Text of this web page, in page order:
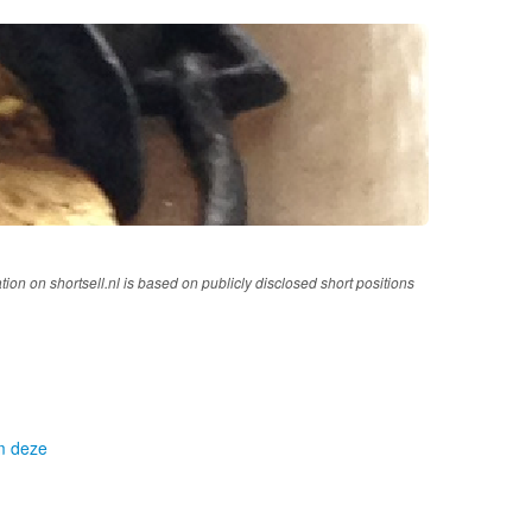
on shortsell.nl is based on publicly disclosed short positions
deze